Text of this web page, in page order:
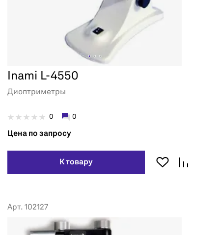
Inami L-4550
Диоптриметры
0 0
Цена по запросу
К товару
Арт. 102127